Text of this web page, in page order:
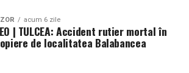
acum 6 zile
| TULCEA: Accident rutier mortal în
de localitatea Balabancea